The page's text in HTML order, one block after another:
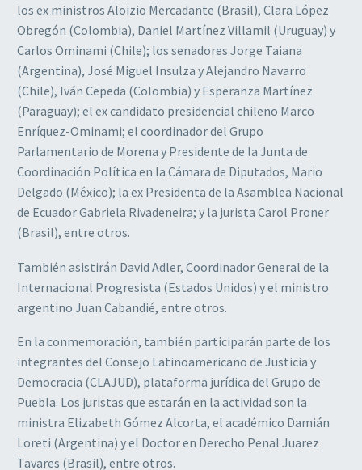
los ex ministros Aloizio Mercadante (Brasil), Clara López
Obregón (Colombia), Daniel Martínez Villamil (Uruguay) y
Carlos Ominami (Chile); los senadores Jorge Taiana
(Argentina), José Miguel Insulza y Alejandro Navarro
(Chile), Iván Cepeda (Colombia) y Esperanza Martínez
(Paraguay); el ex candidato presidencial chileno Marco
Enríquez-Ominami; el coordinador del Grupo
Parlamentario de Morena y Presidente de la Junta de
Coordinación Política en la Cámara de Diputados, Mario
Delgado (México); la ex Presidenta de la Asamblea Nacional
de Ecuador Gabriela Rivadeneira; y la jurista Carol Proner
(Brasil), entre otros.
También asistirán David Adler, Coordinador General de la
Internacional Progresista (Estados Unidos) y el ministro
argentino Juan Cabandié, entre otros.
En la conmemoración, también participarán parte de los
integrantes del Consejo Latinoamericano de Justicia y
Democracia (CLAJUD), plataforma jurídica del Grupo de
Puebla. Los juristas que estarán en la actividad son la
ministra Elizabeth Gómez Alcorta, el académico Damián
Loreti (Argentina) y el Doctor en Derecho Penal Juarez
Tavares (Brasil), entre otros.